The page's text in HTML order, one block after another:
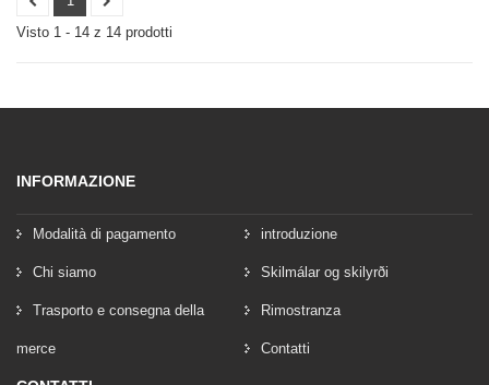
Visto 1 - 14 z 14 prodotti
INFORMAZIONE
Modalità di pagamento introduzione
Chi siamo Skilmálar og skilyrði
Trasporto e consegna della
merce
Rimostranza
Contatti